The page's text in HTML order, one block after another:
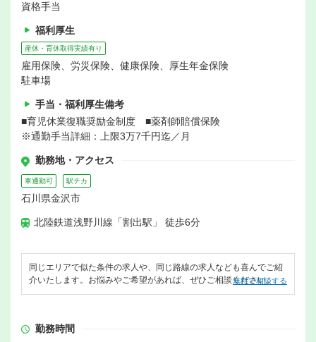
資格手当
福利厚生
産休・育休取得実績有り
雇用保険、労災保険、健康保険、厚生年金保険
駐車場
手当・福利厚生備考
■育児休業復職奨励金制度 ■薬剤師賠償保険
※通勤手当詳細：上限3万7千円迄／月
勤務地・アクセス
車通勤可 駅チカ
石川県金沢市
北陸鉄道浅野川線「割出駅」 徒歩6分
同じエリアで似た条件の求人や、同じ路線の求人なども喜んでご紹
介いたします。お悩みやご希望があれば、ぜひご相談ください。
無料で相談する
勤務時間